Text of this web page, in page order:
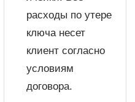
расходы по утере
ключа несет
клиент согласно
условиям
договора.